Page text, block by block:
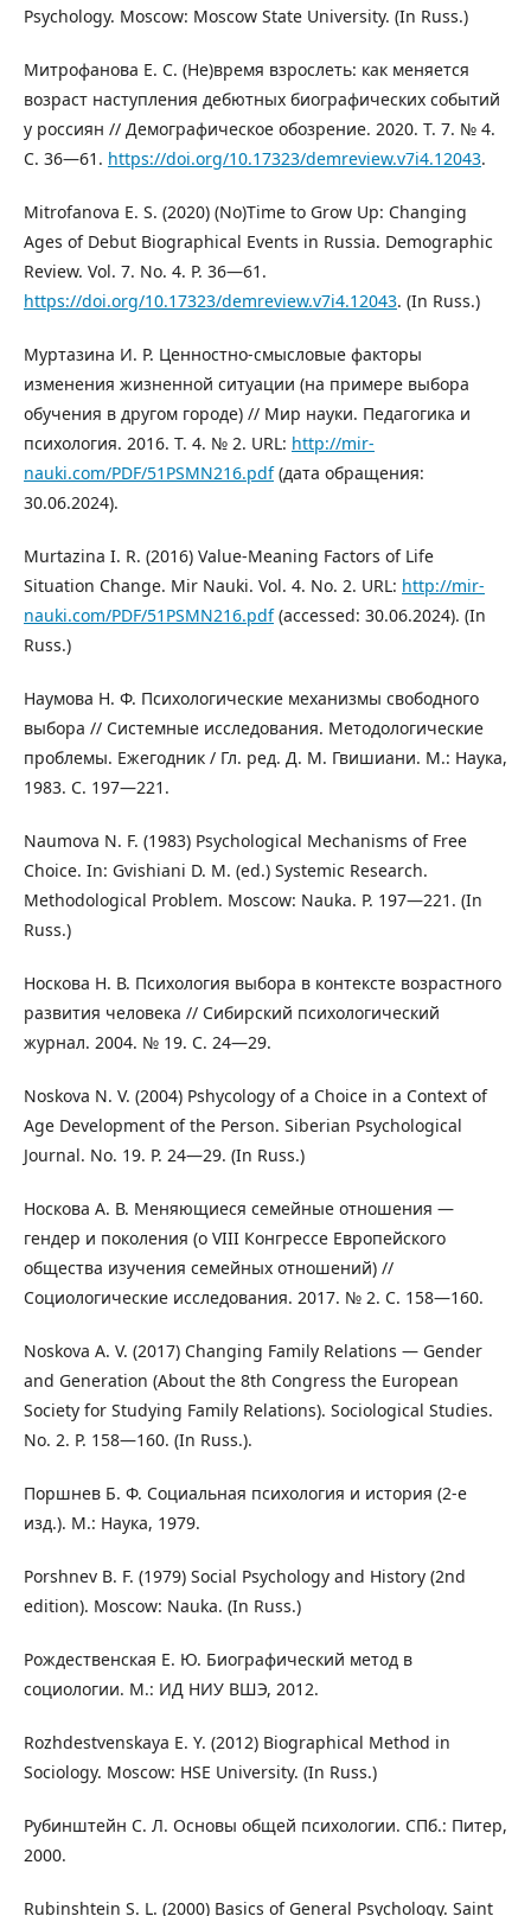
Psychology. Moscow: Moscow State University. (In Russ.)
Митрофанова Е. С. (Не)время взрослеть: как меняется
возраст наступления дебютных биографических событий
у россиян // Демографическое обозрение. 2020. Т. 7. № 4.
С. 36―61. https://doi.org/10.17323/demreview.v7i4.12043.
Mitrofanova E. S. (2020) (No)Time to Grow Up: Changing
Ages of Debut Biographical Events in Russia. Demographic
Review. Vol. 7. No. 4. P. 36―61.
https://doi.org/10.17323/demreview.v7i4.12043. (In Russ.)
Муртазина И. Р. Ценностно-смысловые факторы
изменения жизненной ситуации (на примере выбора
обучения в другом городе) // Мир науки. Педагогика и
психология. 2016. Т. 4. № 2. URL: http://mir-
nauki.com/PDF/51PSMN216.pdf(дата обращения:
30.06.2024).
Murtazina I. R. (2016) Value-Meaning Factors of Life
Situation Change. Mir Nauki. Vol. 4. No. 2. URL: http://mir-
nauki.com/PDF/51PSMN216.pdf(accessed: 30.06.2024). (In
Russ.)
Наумова Н. Ф. Психологические механизмы свободного
выбора // Системные исследования. Методологические
проблемы. Ежегодник / Гл. ред. Д. М. Гвишиани. М.: Наука,
1983. С. 197―221.
Naumova N. F. (1983) Psychological Mechanisms of Free
Choice. In: Gvishiani D. M. (ed.) Systemic Research.
Methodological Problem. Moscow: Nauka. P. 197―221. (In
Russ.)
Носкова Н. В. Психология выбора в контексте возрастного
развития человека // Сибирский психологический
журнал. 2004. № 19. C. 24―29.
Noskova N. V. (2004) Pshycology of a Choice in a Context of
Age Development of the Person. Siberian Psychological
Journal. No. 19. P. 24―29. (In Russ.)
Носкова А. В. Меняющиеся семейные отношения —
гендер и поколения (о VIII Конгрессе Европейского
общества изучения семейных отношений) //
Социологические исследования. 2017. № 2. С. 158―160.
Noskova A. V. (2017) Changing Family Relations — Gender
and Generation (About the 8th Congress the European
Society for Studying Family Relations). Sociological Studies.
No. 2. P. 158―160. (In Russ.).
Поршнев Б. Ф. Социальная психология и история (2-е
изд.). М.: Наука, 1979.
Porshnev B. F. (1979) Social Psychology and History (2nd
edition). Moscow: Nauka. (In Russ.)
Рождественская Е. Ю. Биографический метод в
социологии. М.: ИД НИУ ВШЭ, 2012.
Rozhdestvenskaya E. Y. (2012) Biographical Method in
Sociology. Moscow: HSE University. (In Russ.)
Рубинштейн С. Л. Основы общей психологии. СПб.: Питер,
2000.
Rubinshtein S. L. (2000) Basics of General Psychology. Saint